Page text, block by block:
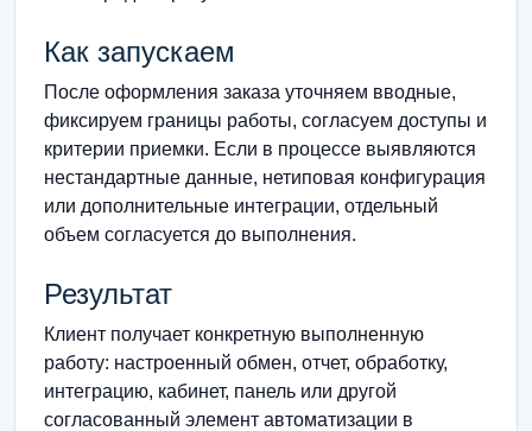
Как запускаем
После оформления заказа уточняем вводные,
фиксируем границы работы, согласуем доступы и
критерии приемки. Если в процессе выявляются
нестандартные данные, нетиповая конфигурация
или дополнительные интеграции, отдельный
объем согласуется до выполнения.
Результат
Клиент получает конкретную выполненную
работу: настроенный обмен, отчет, обработку,
интеграцию, кабинет, панель или другой
согласованный элемент автоматизации в